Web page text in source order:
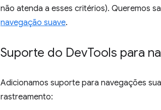
não atenda a esses critérios). Queremos
navegação suave.
Suporte do DevTools para
Adicionamos suporte para navegações
rastreamento: